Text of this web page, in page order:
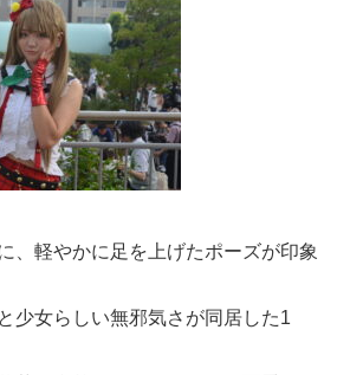
、軽やかに足を上げたポーズが印象
少女らしい無邪気さが同居した1